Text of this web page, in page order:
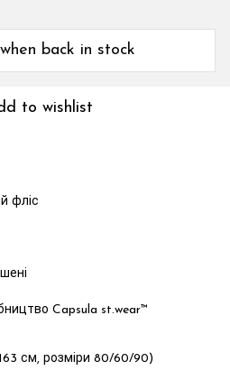
back in stock
to wishlist
фліс
Capsula st.wear™
см, розміри 80/60/90)